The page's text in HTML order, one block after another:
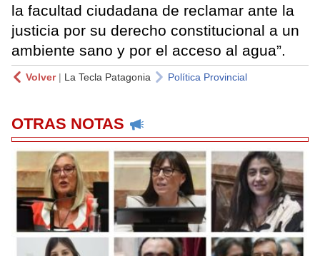
la facultad ciudadana de reclamar ante la
justicia por su derecho constitucional a un
ambiente sano y por el acceso al agua”.
Volver| La Tecla Patagonia Política Provincial
OTRAS NOTAS